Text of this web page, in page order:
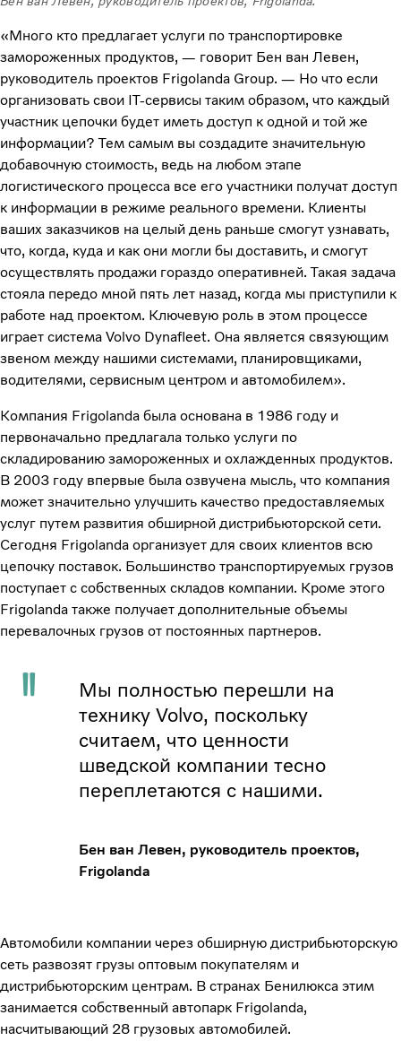
«Много кто предлагает услуги по транспортировке
замороженных продуктов, — говорит Бен ван Левен,
руководитель проектов Frigolanda Group. — Но что если
организовать свои IT-сервисы таким образом, что каждый
участник цепочки будет иметь доступ к одной и той же
информации? Тем самым вы создадите значительную
добавочную стоимость, ведь на любом этапе
логистического процесса все его участники получат доступ
к информации в режиме реального времени. Клиенты
ваших заказчиков на целый день раньше смогут узнавать,
что, когда, куда и как они могли бы доставить, и смогут
осуществлять продажи гораздо оперативней. Такая задача
стояла передо мной пять лет назад, когда мы приступили к
работе над проектом. Ключевую роль в этом процессе
играет система Volvo Dynafleet. Она является связующим
звеном между нашими системами, планировщиками,
водителями, сервисным центром и автомобилем».
Компания Frigolanda была основана в 1986 году и
первоначально предлагала только услуги по
складированию замороженных и охлажденных продуктов.
В 2003 году впервые была озвучена мысль, что компания
может значительно улучшить качество предоставляемых
услуг путем развития обширной дистрибьюторской сети.
Сегодня Frigolanda организует для своих клиентов всю
цепочку поставок. Большинство транспортируемых грузов
поступает с собственных складов компании. Кроме этого
Frigolanda также получает дополнительные объемы
перевалочных грузов от постоянных партнеров.
Мы полностью перешли на
технику Volvo, поскольку
считаем, что ценности
шведской компании тесно
переплетаются с нашими.
Бен ван Левен, руководитель проектов,
Frigolanda
Автомобили компании через обширную дистрибьюторскую
сеть развозят грузы оптовым покупателям и
дистрибьюторским центрам. В странах Бенилюкса этим
занимается собственный автопарк Frigolanda,
насчитывающий 28 грузовых автомобилей.